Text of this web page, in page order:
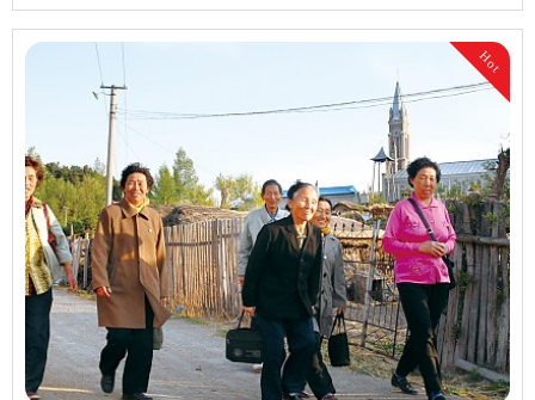
삼원봉본당이 있던 터이고, 오른쪽 윗마을이 대랍자본당이 위치해 있던 자
Hot